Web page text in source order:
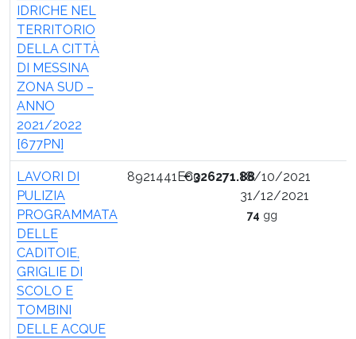
IDRICHE NEL
TERRITORIO
DELLA CITTÀ
DI MESSINA
ZONA SUD –
ANNO
2021/2022
[677PN]
LAVORI DI
PULIZIA
PROGRAMMATA
DELLE
CADITOIE,
GRIGLIE DI
SCOLO E
TOMBINI
DELLE ACQUE
8921441E00
€326271.8818/10/2021
31/12/2021
74 gg